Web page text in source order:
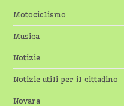
Motociclismo
Musica
Notizie
Notizie utili per il cittadino
Novara